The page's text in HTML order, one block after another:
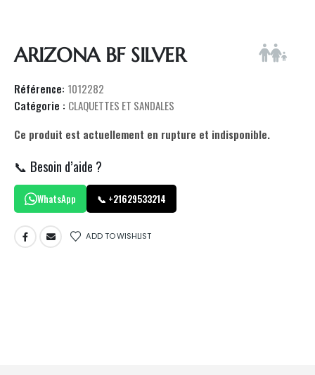
ARIZONA BF SILVER
Référence: 1012282
Catégorie : CLAQUETTES ET SANDALES
Ce produit est actuellement en rupture et indisponible.
📞 Besoin d’aide ?
WhatsApp 📞 +21629533214
ADD TO WISHLIST